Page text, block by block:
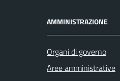
AMMINISTRAZIONE
Organi di governo
Aree amministrative